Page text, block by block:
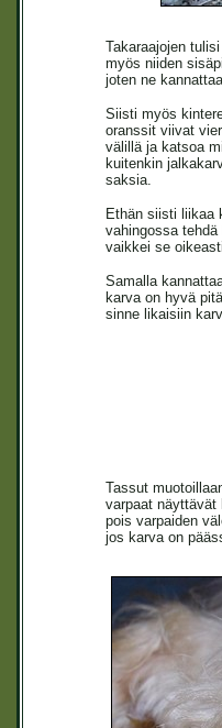
Takaraajojen
myös niiden
joten ne
Siisti myös
oranssit viivat
välillä ja katsoa
kuitenkin
saksia.
Ethän siisti liikaa
vahingossa
vaikkei se
Samalla
karva on hyvä
sinne likaisiin
Tassut
varpaat näyttävät
pois varpaiden
jos karva on